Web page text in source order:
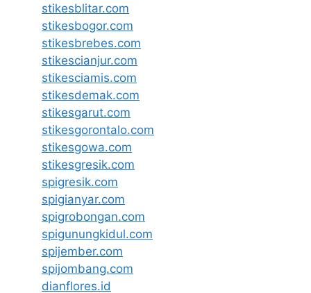
stikesblitar.com
stikesbogor.com
stikesbrebes.com
stikescianjur.com
stikesciamis.com
stikesdemak.com
stikesgarut.com
stikesgorontalo.com
stikesgowa.com
stikesgresik.com
spigresik.com
spigianyar.com
spigrobongan.com
spigunungkidul.com
spijember.com
spijombang.com
dianflores.id